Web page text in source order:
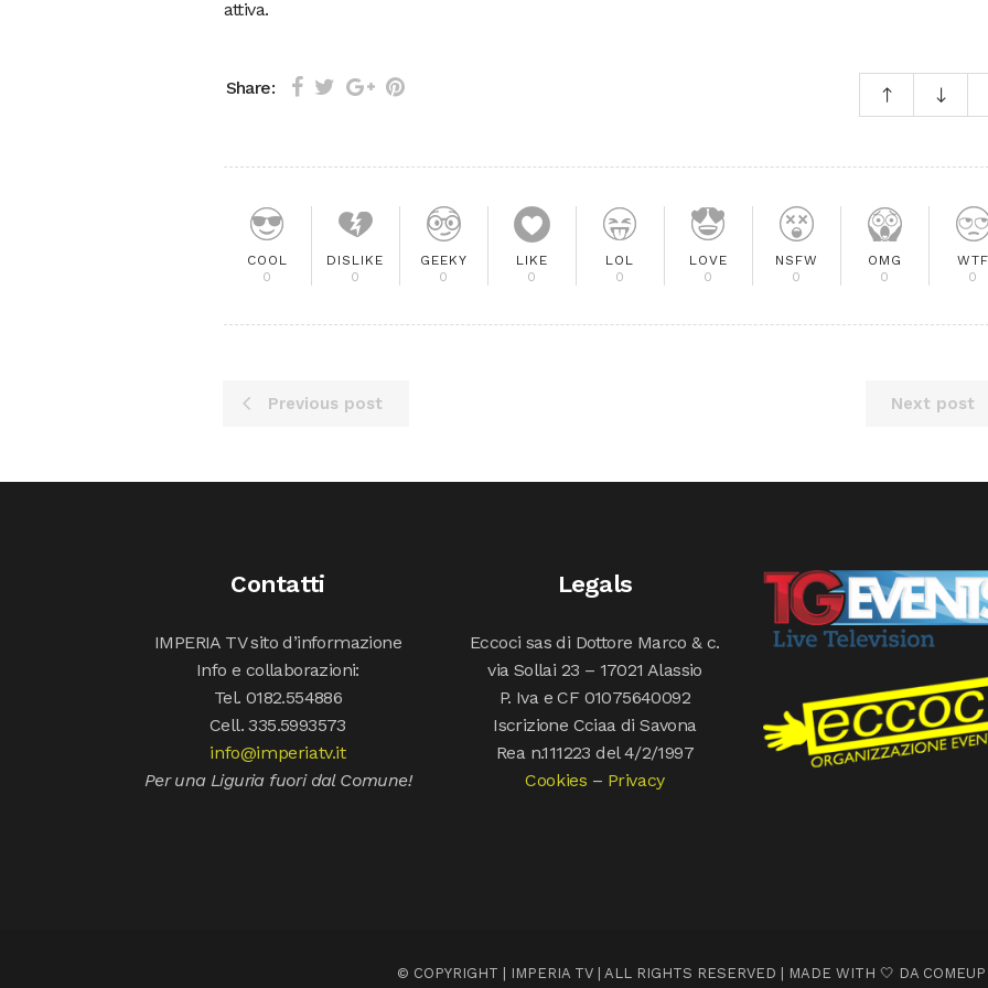
attiva.
Share:
COOL
0
DISLIKE
0
GEEKY
0
LIKE
0
LOL
0
LOVE
0
NSFW
0
OMG
0
WTF
0
Previous post Next post
Contatti
IMPERIA TV sito d’informazione
Info e collaborazioni:
Tel. 0182.554886
Cell. 335.5993573
info@imperiatv.it
Per una Liguria fuori dal Comune!
Legals
Eccoci sas di Dottore Marco & c.
via Sollai 23 – 17021 Alassio
P. Iva e CF 01075640092
Iscrizione Cciaa di Savona
Rea n.111223 del 4/2/1997
Cookies – Privacy
© COPYRIGHT | IMPERIA TV | ALL RIGHTS RESERVED | MADE WITH 🤍 DA